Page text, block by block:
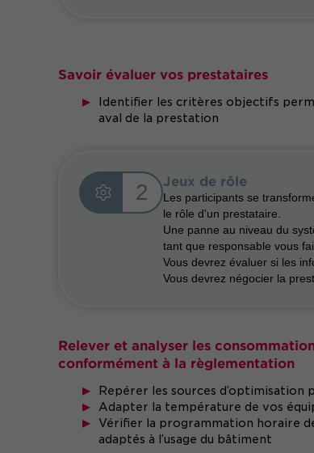
Savoir évaluer vos prestataires
Identifier les critères objectifs
aval de la prestation
2 Jeux de rôle
Les participants se
le rôle d'un prestataire.
Une panne au niveau du
tant que responsable vous
Vous devrez évaluer si les
Vous devrez négocier la
Relever et analyser les
conformément à la règlementation
Repérer les sources d’optimisation
Adapter la température de vos
Vérifier la programmation horaire
adaptés à l’usage du bâtiment